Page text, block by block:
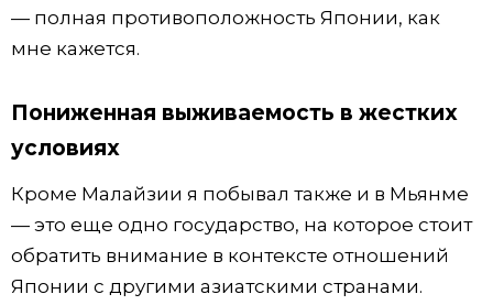
— полная противоположность Японии, как
мне кажется.
Пониженная выживаемость в жестких
условиях
Кроме Малайзии я побывал также и в Мьянме
— это еще одно государство, на которое стоит
обратить внимание в контексте отношений
Японии с другими азиатскими странами.